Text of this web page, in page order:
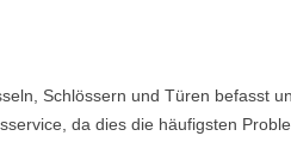
Schlössern und Türen befasst
da dies die häufigsten